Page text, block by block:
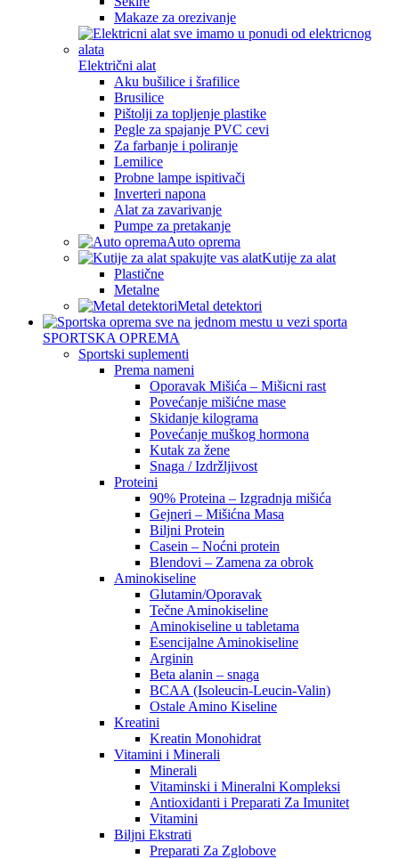
Makaze za orezivanje
Električni alat
Aku bušilice i šrafilice
Brusilice
Pištolji za topljenje plastike
Pegle za spajanje PVC cevi
Za farbanje i poliranje
Lemilice
Probne lampe ispitivači
Inverteri napona
Alat za zavarivanje
Pumpe za pretakanje
Auto oprema
Kutije za alat
Plastične
Metalne
Metal detektori
SPORTSKA OPREMA
Sportski suplementi
Prema nameni
Oporavak Mišića – Mišicni rast
Povećanje mišićne mase
Skidanje kilograma
Povećanje muškog hormona
Kutak za žene
Snaga / Izdržljivost
Proteini
90% Proteina – Izgradnja mišića
Gejneri – Mišićna Masa
Biljni Protein
Casein – Noćni protein
Blendovi – Zamena za obrok
Aminokiseline
Glutamin/Oporavak
Tečne Aminokiseline
Aminokiseline u tabletama
Esencijalne Aminokiseline
Arginin
Beta alanin – snaga
BCAA (Isoleucin-Leucin-Valin)
Ostale Amino Kiseline
Kreatini
Kreatin Monohidrat
Vitamini i Minerali
Minerali
Vitaminski i Mineralni Kompleksi
Antioxidanti i Preparati Za Imunitet
Vitamini
Biljni Ekstrati
Preparati Za Zglobove